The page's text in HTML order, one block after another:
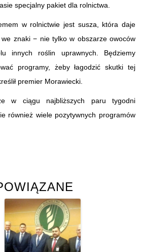
specjalny pakiet dla rolnictwa.
w rolnictwie jest susza, która daje
znaki − nie tylko w obszarze owoców
innych roślin uprawnych. Będziemy
programy, żeby łagodzić skutki tej
premier Morawiecki.
w ciągu najbliższych paru tygodni
również wiele pozytywnych programów